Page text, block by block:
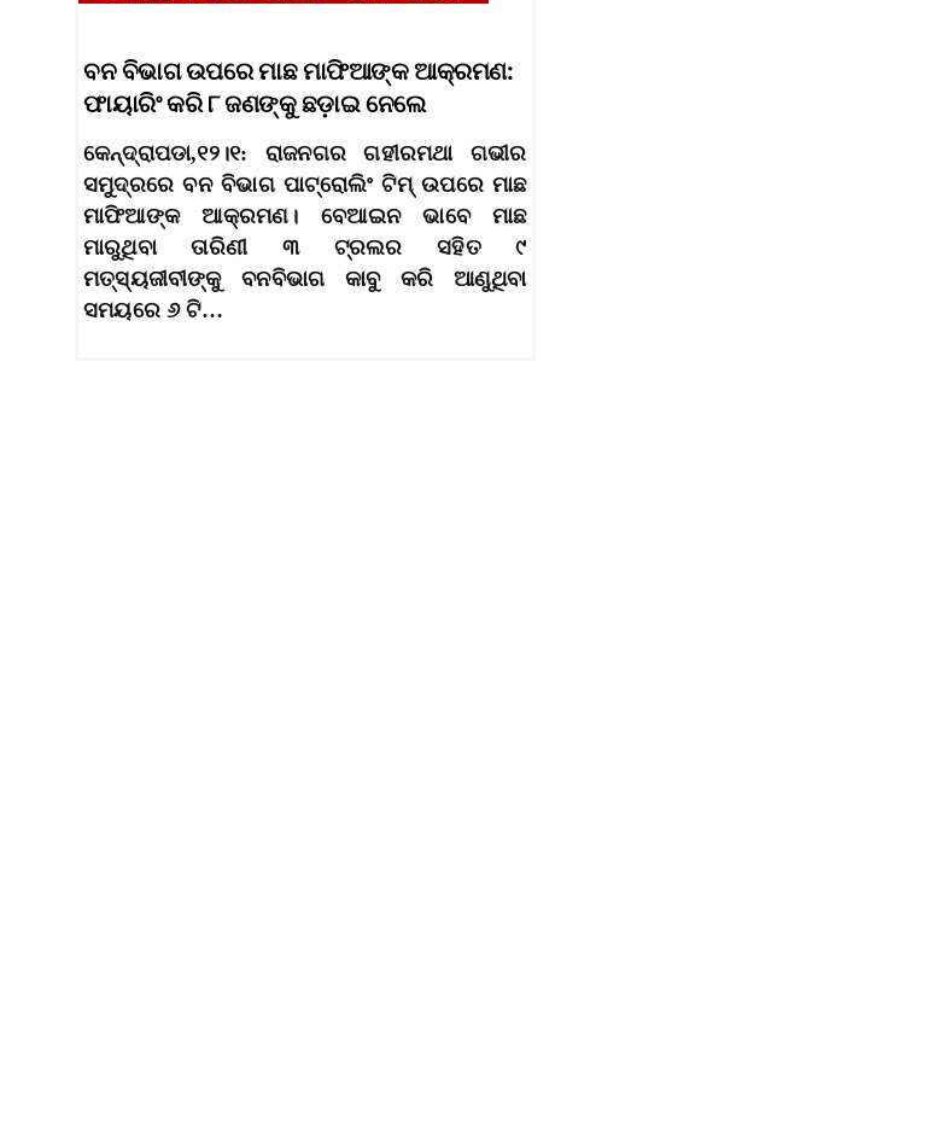
ବନ ବିଭାଗ ଉପରେ ମାଛ ମାଫିଆଙ୍କ ଆକ୍ରମଣ:
ଫାୟାରିଂ କରି ୮ ଜଣଙ୍କୁ ଛଡ଼ାଇ ନେଲେ
କେନ୍ଦ୍ରାପଡା,୧୨।୧: ରାଜନଗର ଗହୀରମଥା ଗଭୀର
ସମୁଦ୍ରରେ ବନ ବିଭାଗ ପାଟ୍ରୋଲିଂ ଟିମ୍ ଉପରେ ମାଛ
ମାଫିଆଙ୍କ ଆକ୍ରମଣ। ବେଆଇନ ଭାବେ ମାଛ
ମାରୁଥିବା ତାରିଣୀ ୩ ଟ୍ରଲର ସହିତ ୯
ମତ୍ସ୍ୟଜୀବୀଙ୍କୁ ବନବିଭାଗ କାବୁ କରି ଆଣୁଥିବା
ସମୟରେ ୬ ଟି…